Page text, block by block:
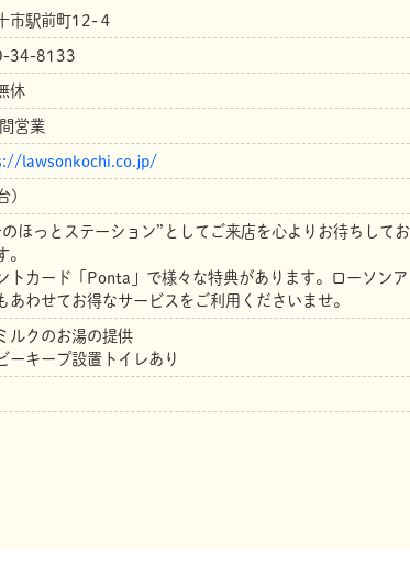
市駅前町12-４
34-8133
休
営業
lawsonkochi.co.jp/
)
のほっとステーション”としてご来店を心よりお待ちしてお
。
トカード「Ponta」で様々な特典があります。ローソンア
あわせてお得なサービスをご利用くださいませ。
ルクのお湯の提供
ーキープ設置トイレあり